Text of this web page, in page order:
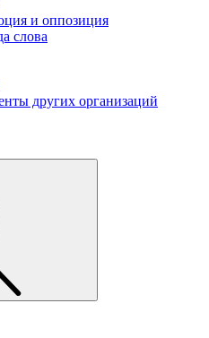
и оппозиция
слова
других организаций